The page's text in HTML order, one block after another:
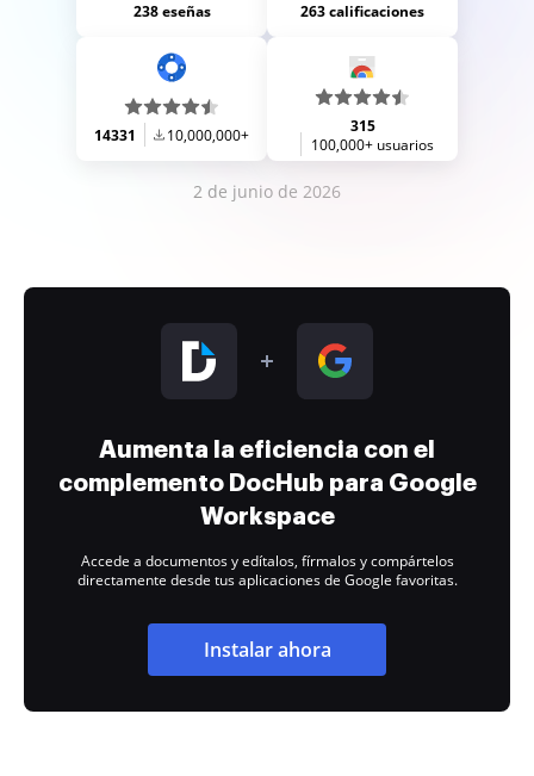
238 eseñas 263 calificaciones
14331 10,000,000+
315
100,000+ usuarios
2 de junio de 2026
Aumenta la eficiencia con el
complemento DocHub para Google
Workspace
Accede a documentos y edítalos, fírmalos y compártelos
directamente desde tus aplicaciones de Google favoritas.
Instalar ahora